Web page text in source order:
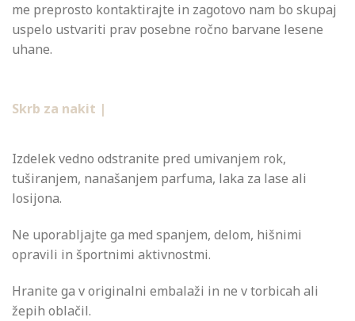
me preprosto kontaktirajte in zagotovo nam bo skupaj
uspelo ustvariti prav posebne ročno barvane lesene
uhane.
Skrb za nakit |
Izdelek vedno odstranite pred umivanjem rok,
tuširanjem, nanašanjem parfuma, laka za lase ali
losijona.
Ne uporabljajte ga med spanjem, delom, hišnimi
opravili in športnimi aktivnostmi.
Hranite ga v originalni embalaži in ne v torbicah ali
žepih oblačil.